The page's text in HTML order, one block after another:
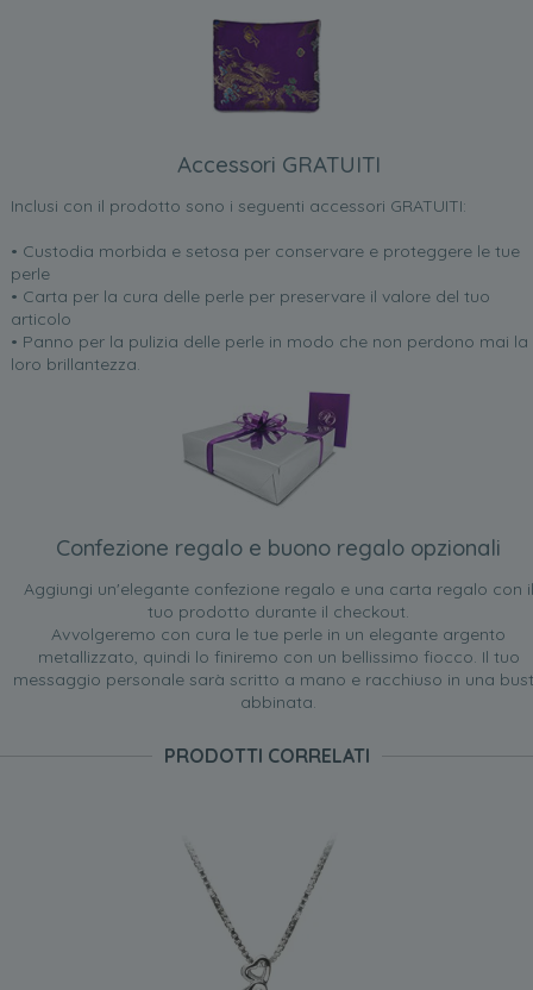
Accessori GRATUITI
Inclusi con il prodotto sono i seguenti accessori GRATUITI:
• Custodia morbida e setosa per conservare e proteggere le tue
perle
• Carta per la cura delle perle per preservare il valore del tuo
articolo
• Panno per la pulizia delle perle in modo che non perdono mai la
loro brillantezza.
Confezione regalo e buono regalo opzionali
Aggiungi un'elegante confezione regalo e una carta regalo con il
tuo prodotto durante il checkout.
Avvolgeremo con cura le tue perle in un elegante argento
metallizzato, quindi lo finiremo con un bellissimo fiocco. Il tuo
messaggio personale sarà scritto a mano e racchiuso in una
abbinata.
PRODOTTI CORRELATI